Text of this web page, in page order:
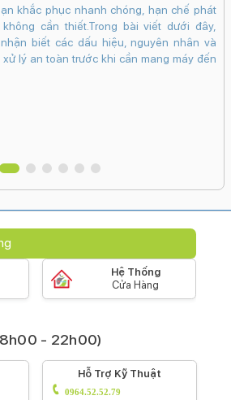
Ceramic Shield
pin nhanhSạc ngược qua cápSạc
Atmos
Phát hiện va chạm (Crash
hình luôn hiển thị AOD
khắc phục nhanh chóng, hạn chế phát
cần thiết.Trong bài viết dưới đây,
biết các dấu hiệu, nguyên nhân và
lý an toàn trước khi cần mang máy đến
Hệ Thống
Cửa Hàng
- 22h00)
Hỗ Trợ Kỹ Thuật
0964.52.52.79